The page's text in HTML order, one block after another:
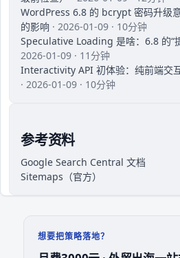
WordPress 6.8 的 bcrypt 密码升级
的影响 · 2026-01-09 · 10分钟
Speculative Loading 是啥：6.8 的“
2026-01-09 · 11分钟
Interactivity API 初体验：纯前端交
· 2026-01-09 · 10分钟
参考资料
Google Search Central 文档
Sitemaps（官方）
想要把策略落地？